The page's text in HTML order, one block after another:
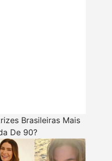
Brasileiras Mais
De 90?